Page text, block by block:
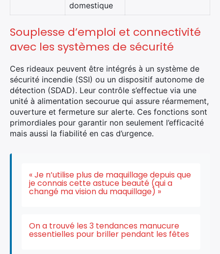
domestique
Souplesse d’emploi et connectivité
avec les systèmes de sécurité
Ces rideaux peuvent être intégrés à un système de
sécurité incendie (SSI) ou un dispositif autonome de
détection (SDAD). Leur contrôle s’effectue via une
unité à alimentation secourue qui assure réarmement,
ouverture et fermeture sur alerte. Ces fonctions sont
primordiales pour garantir non seulement l’efficacité
mais aussi la fiabilité en cas d’urgence.
« Je n’utilise plus de maquillage depuis que
je connais cette astuce beauté (qui a
changé ma vision du maquillage) »
On a trouvé les 3 tendances manucure
essentielles pour briller pendant les fêtes